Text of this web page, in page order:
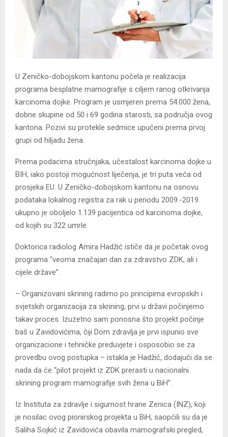
U Zeničko-dobojskom kantonu počela je realizacija
programa besplatne mamografije s ciljem ranog otkrivanja
karcinoma dojke. Program je usmjeren prema 54.000 žena,
dobne skupine od 50 i 69 godina starosti, sa područja ovog
kantona. Pozivi su protekle sedmice upućeni prema prvoj
grupi od hiljadu žena.
Prema podacima stručnjaka, učestalost karcinoma dojke u
BIH, iako postoji mogućnost liječenja, je tri puta veća od
prosjeka EU. U Zeničko-dobojskom kantonu na osnovu
podataka lokalnog registra za rak u periodu 2009.-2019.
ukupno je oboljelo 1.139 pacijentica od karcinoma dojke,
od kojih su 322 umrle.
Doktorica radiolog Amira Hadžić ističe da je početak ovog
programa “veoma značajan dan za zdravstvo ZDK, ali i
cijele države”.
– Organizovani skrining radimo po principima evropskih i
svjetskih organizacija za skrining, prvi u državi počinjemo
takav proces. Izuzetno sam ponosna što projekt počinje
baš u Zavidovićima, čiji Dom zdravlja je prvi ispunio sve
organizacione i tehničke preduvjete i osposobio se za
provedbu ovog postupka – istakla je Hadžić, dodajući da se
nada da će “pilot projekt iz ZDK prerasti u nacionalni
skrining program mamografije svih žena u BiH”.
Iz Instituta za zdravlje i sigurnost hrane Zenica (INZ), koji
je nosilac ovog pionirskog projekta u BiH, saopćili su da je
Saliha Sojkić iz Zavidovića obavila mamografski pregled,